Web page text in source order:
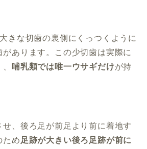
きな切歯の裏側にくっつくように
あります。この少切歯は実際に
哺乳類では唯一ウサギだけが持
、後ろ足が前足より前に着地す
ため 足跡が大きい後ろ足跡が前に